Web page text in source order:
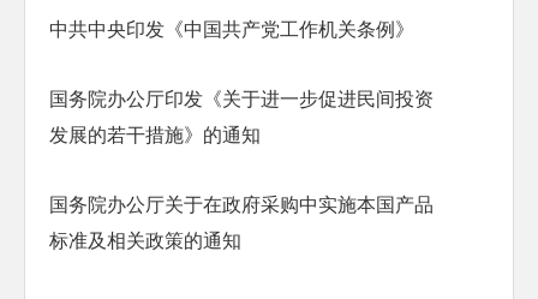
中共中央印发《中国共产党工作机关条例》
国务院办公厅印发《关于进一步促进民间投资
发展的若干措施》的通知
国务院办公厅关于在政府采购中实施本国产品
标准及相关政策的通知